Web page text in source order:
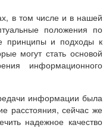
в том числе и в нашей
положения по
принципы и подходы к
могут стать основой
информационного
информации была
расстояния, сейчас же
надежное качество